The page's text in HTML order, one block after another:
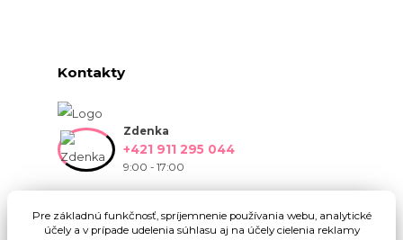
Kontakty
Zdenka
+421 911 295 044
9:00 - 17:00
Pre základnú funkčnosť, spríjemnenie používania webu, analytické
účely a v prípade udelenia súhlasu aj na účely cielenia reklamy